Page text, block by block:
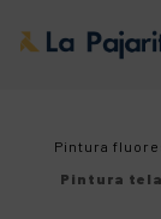
Pintura
Pintura